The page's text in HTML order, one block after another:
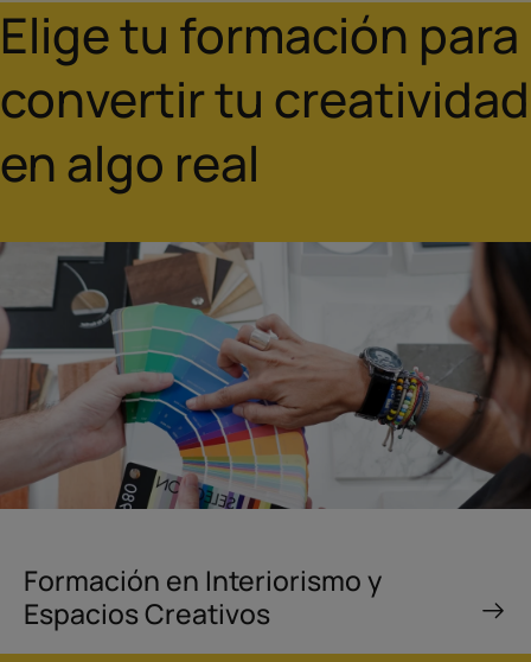
Elige tu formación para
convertir tu creatividad
en algo real
Formación en Interiorismo y
Espacios Creativos